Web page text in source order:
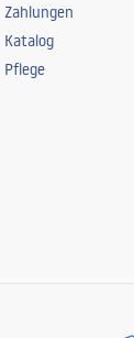
Zahlungen
Katalog
Pflege